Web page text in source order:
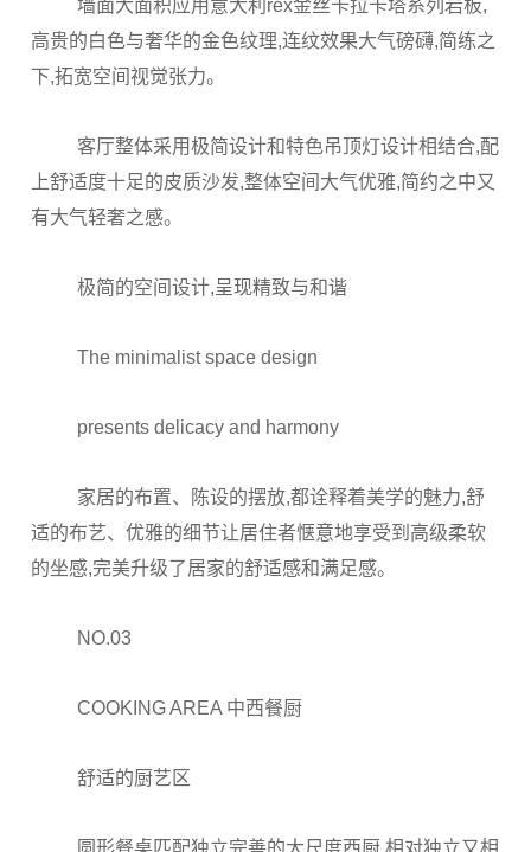
墙面大面积应用意大利rex金丝卡拉卡塔系列岩板,
高贵的白色与奢华的金色纹理,连纹效果大气磅礴,简练之
下,拓宽空间视觉张力。
客厅整体采用极简设计和特色吊顶灯设计相结合,配
上舒适度十足的皮质沙发,整体空间大气优雅,简约之中又
有大气轻奢之感。
极简的空间设计,呈现精致与和谐
The minimalist space design
presents delicacy and harmony
家居的布置、陈设的摆放,都诠释着美学的魅力,舒
适的布艺、优雅的细节让居住者惬意地享受到高级柔软
的坐感,完美升级了居家的舒适感和满足感。
NO.03
COOKING AREA 中西餐厨
舒适的厨艺区
圆形餐桌匹配独立完善的大尺度西厨,相对独立又相